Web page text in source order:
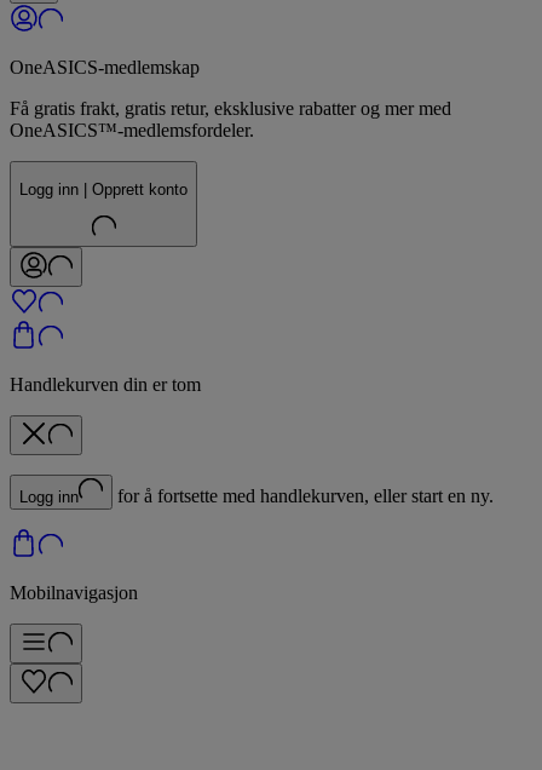
OneASICS-medlemskap
Få gratis frakt, gratis retur, eksklusive rabatter og mer med
OneASICS™-medlemsfordeler.
Logg inn | Opprett konto
Handlekurven din er tom
Logg inn for å fortsette med handlekurven, eller start en ny.
Mobilnavigasjon